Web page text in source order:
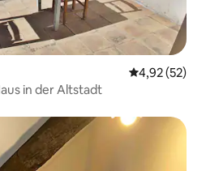
4,92 (52)
in der Altstadt